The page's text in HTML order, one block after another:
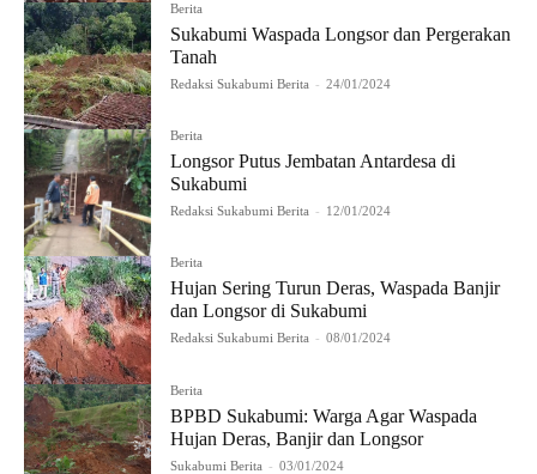
Berita
Sukabumi Waspada Longsor dan Pergerakan
Tanah
Redaksi Sukabumi Berita - 24/01/2024
Berita
Longsor Putus Jembatan Antardesa di
Sukabumi
Redaksi Sukabumi Berita - 12/01/2024
Berita
Hujan Sering Turun Deras, Waspada Banjir
dan Longsor di Sukabumi
Redaksi Sukabumi Berita - 08/01/2024
Berita
BPBD Sukabumi: Warga Agar Waspada
Hujan Deras, Banjir dan Longsor
Sukabumi Berita - 03/01/2024